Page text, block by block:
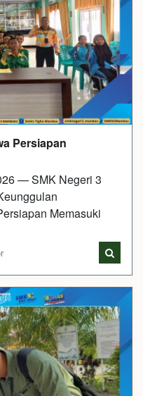
Persiapan
— SMK Negeri 3
Memasuki